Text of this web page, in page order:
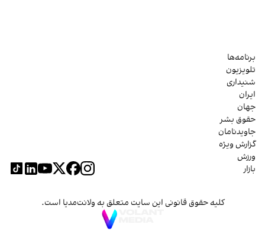
برنامه‌ها
تلویزیون
شنیداری
ایران
جهان
حقوق بشر
جاویدنامان
گزارش ویژه
ورزش
بازار
کلیه حقوق قانونی این سایت متعلق به ولانت‌مدیا است.